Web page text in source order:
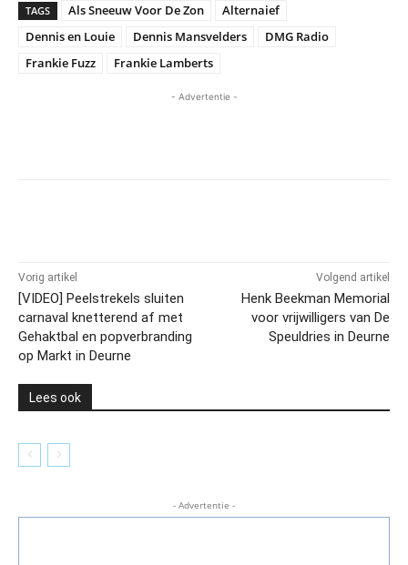
TAGS Als Sneeuw Voor De Zon
Alternaief
Dennis en Louie
Dennis Mansvelders
DMG Radio
Frankie Fuzz
Frankie Lamberts
- Advertentie -
Vorig artikel
[VIDEO] Peelstrekels sluiten
carnaval knetterend af met
Gehaktbal en popverbranding
op Markt in Deurne
Volgend artikel
Henk Beekman Memorial
voor vrijwilligers van De
Speuldries in Deurne
Lees ook
- Advertentie -